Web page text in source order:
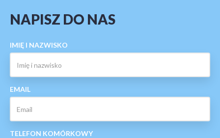
NAPISZ DO NAS
IMIĘ I NAZWISKO
EMAIL
TELEFON KOMÓRKOWY